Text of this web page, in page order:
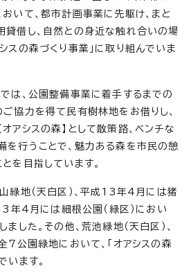
いて、都市計画事業に先駆け、まと
貸借し、自然との身近な触れ合いの場
スの森づくり事業」に取り組んでいま
は、公園整備事業に着手するまでの
協力を得て民有樹林地をお借りし、
アシスの森】として散策路、ベンチな
を行うことで、魅力ある森を市民の憩
を目指しています。
地（天白区）、平成13年4月には猪
年4月には細根公園（緑区）におい
した。その他、荒池緑地（天白区）、
7公園緑地において、「オアシスの森
います。